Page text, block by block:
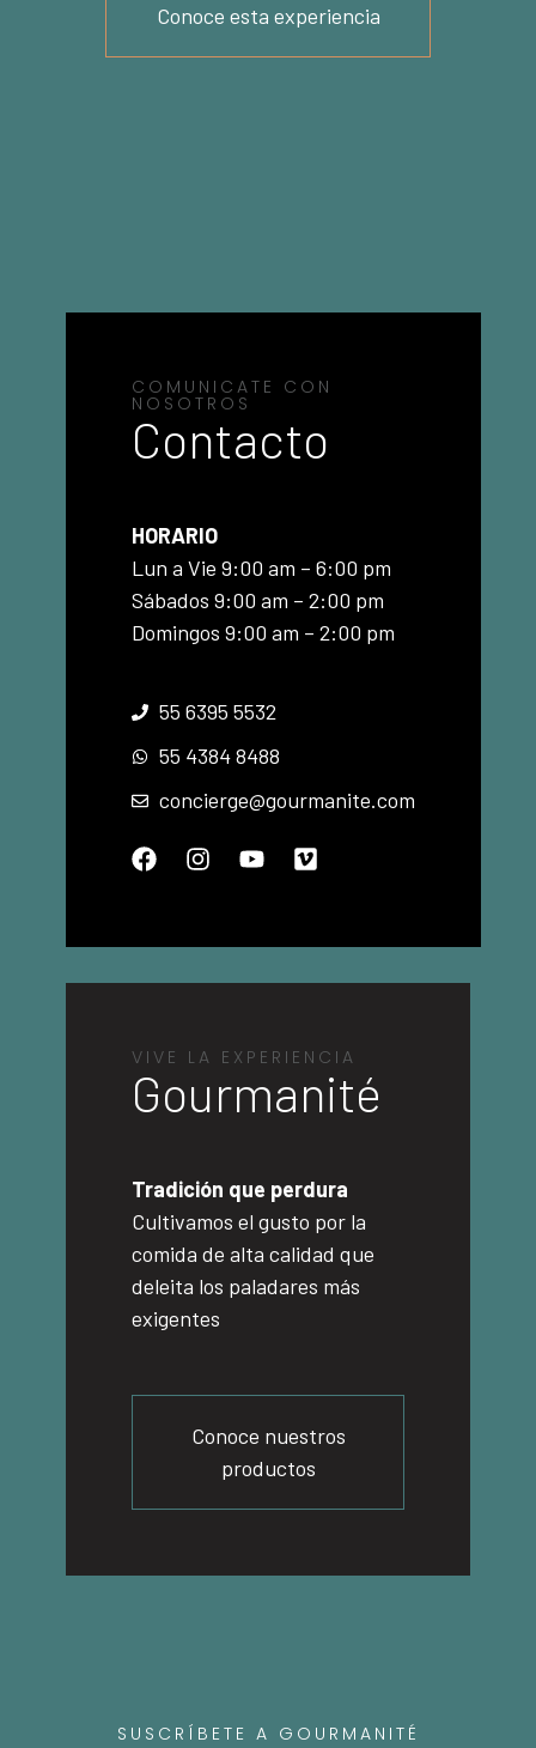
Conoce esta experiencia
COMUNICATE CON
NOSOTROS
Contacto
HORARIO
Lun a Vie 9:00 am – 6:00 pm
Sábados 9:00 am – 2:00 pm
Domingos 9:00 am – 2:00 pm
55 6395 5532
55 4384 8488
concierge@gourmanite.com
VIVE LA EXPERIENCIA
Gourmanité
Tradición que perdura
Cultivamos el gusto por la
comida de alta calidad que
deleita los paladares más
exigentes
Conoce nuestros
productos
SUSCRÍBETE A GOURMANITÉ